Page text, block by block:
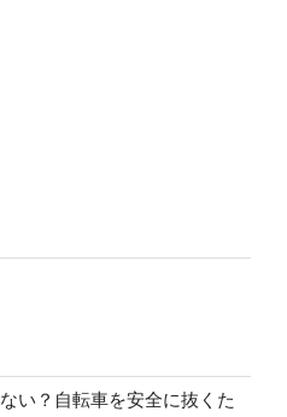
い？自転車を安全に抜くた